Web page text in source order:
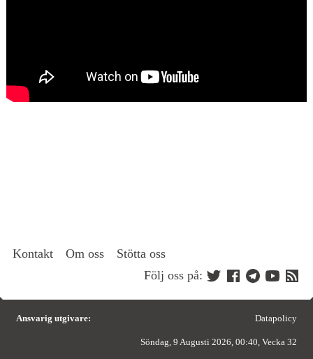
Kontakt Om oss
Stötta oss
Följ oss på:
Ansvarig utgivare: Datapolicy
Söndag, 9 Augusti 2026, 00:40, Vecka 32